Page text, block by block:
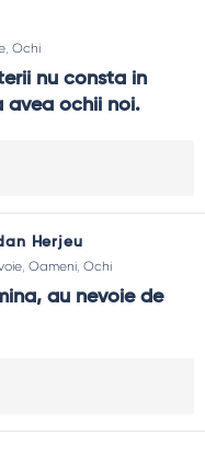
, Ochi
nu consta in
avea ochii noi.
Herjeu
, Oameni, Ochi
au nevoie de